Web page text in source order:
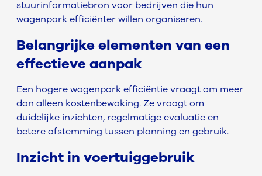
stuurinformatiebron voor bedrijven die hun
wagenpark efficiënter willen organiseren.
Belangrijke elementen van een
effectieve aanpak
Een hogere wagenpark efficiëntie vraagt om meer
dan alleen kostenbewaking. Ze vraagt om
duidelijke inzichten, regelmatige evaluatie en
betere afstemming tussen planning en gebruik.
Inzicht in voertuiggebruik